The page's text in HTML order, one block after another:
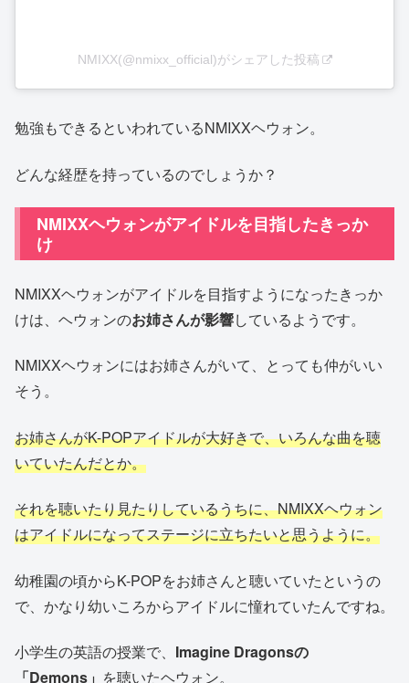
NMIXX(@nmixx_official)がシェアした投稿
勉強もできるといわれているNMIXXヘウォン。
どんな経歴を持っているのでしょうか？
NMIXXヘウォンがアイドルを目指したきっか
け
NMIXXヘウォンがアイドルを目指すようになったきっか
けは、ヘウォンのお姉さんが影響しているようです。
NMIXXヘウォンにはお姉さんがいて、とっても仲がいい
そう。
お姉さんがK-POPアイドルが大好きで、いろんな曲を聴
いていたんだとか。
それを聴いたり見たりしているうちに、NMIXXヘウォン
はアイドルになってステージに立ちたいと思うように。
幼稚園の頃からK-POPをお姉さんと聴いていたというの
で、かなり幼いころからアイドルに憧れていたんですね。
小学生の英語の授業で、 Imagine Dragonsの
「Demons」 を聴いたヘウォン。